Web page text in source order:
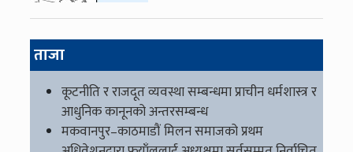
ताजा
कूटनीति र राजदूत व्यवस्था सम्बन्धमा प्राचीन धर्मशास्त्र र
आधुनिक कानूनको अन्तरसम्बन्ध
मकवानपुर–काठमाडौं मिलन समाजको प्रथम